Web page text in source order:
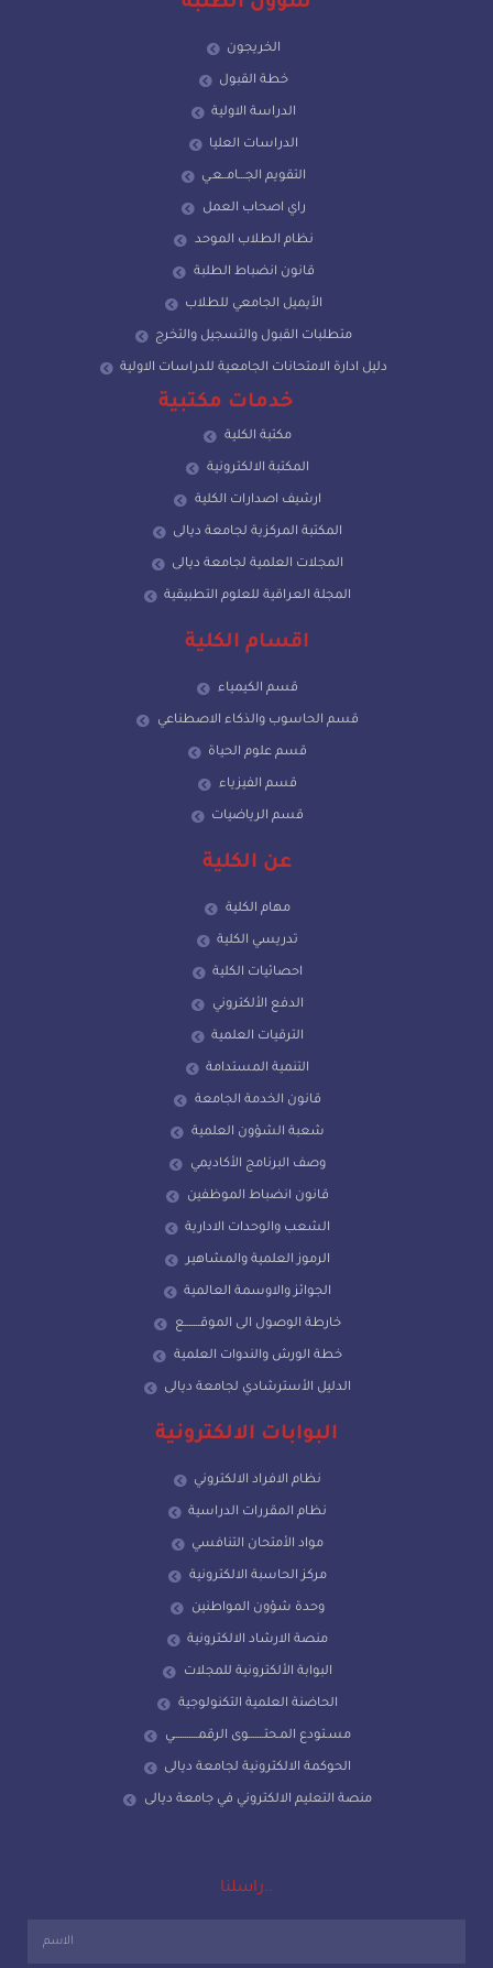
الخريجون
خطة القبول
الدراسة الاولية
الدراسات العليا
التقويم الجـــامــعـي
راي اصحاب العمل
نظام الطلاب الموحد
قانون انضباط الطلبة
الأيميل الجامعي للطلاب
متطلبات القبول والتسجيل والتخرج
دليل ادارة الامتحانات الجامعية للدراسات الاولية
خدمات مكتبية
مكتبة الكلية
المكتبة الالكترونية
ارشيف اصدارات الكلية
المكتبة المركزية لجامعة ديالى
المجلات العلمية لجامعة ديالى
المجلة العراقية للعلوم التطبيقية
اقسام الكلية
قسم الكيمياء
قسم الحاسوب والذكاء الاصطناعي
قسم علوم الحياة
قسم الفيزياء
قسم الرياضيات
عن الكلية
مهام الكلية
تدريسي الكلية
احصائيات الكلية
الدفع الألكتروني
الترقيات العلمية
التنمية المستدامة
قانون الخدمة الجامعة
شعبة الشؤون العلمية
وصف البرنامج الأكاديمي
قانون انضباط الموظفين
الشعب والوحدات الادارية
الرموز العلمية والمشاهير
الجوائز والاوسمة العالمية
خارطة الوصول الى الموقـــــــع
خطة الورش والندوات العلمية
الدليل الأسترشادي لجامعة ديالى
البوابات الالكترونية
نظام الافراد الالكتروني
نظام المقررات الدراسية
مواد الأمتحان التنافسي
مركز الحاسبة الالكترونية
وحدة شؤون المواطنين
منصة الارشاد الالكترونية
البوابة الألكترونية للمجلات
الحاضنة العلمية التكنولوجية
مسـتودع المـحتـــــــوى الرقمـــــــــــي
الحوكمة الالكترونية لجامعة ديالى
منصة التعليم الالكتروني في جامعة ديالى
راسلنا..